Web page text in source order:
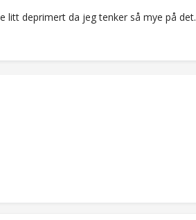
litt deprimert da jeg tenker så mye på det.